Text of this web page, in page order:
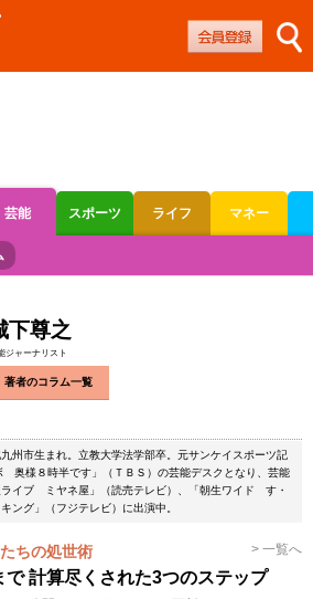
芸能 スポーツ ライフ マネー
ートレース
下尊之
ジャーナリスト
著者のコラム一覧
州市生まれ。立教大学法学部卒。元サンケイスポーツ記
奥様８時半です」（ＴＢＳ）の芸能デスクとなり、芸能
ライブ ミヤネ屋」（読売テレビ）、「朝生ワイド す・
ング」（フジテレビ）に出演中。
ちの処世術 > 一覧へ
計算尽くされた3つのステップ